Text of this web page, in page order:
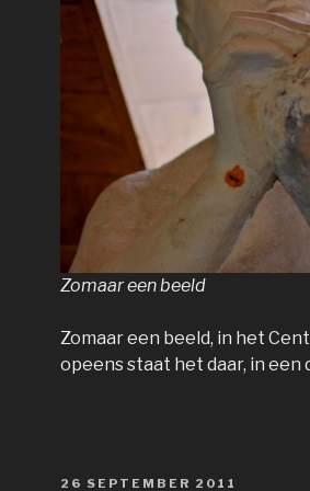
Zomaar een beeld
Zomaar een beeld, in het
opeens staat het daar, in een
GEPLAATST
26 SEPTEMBER 2011